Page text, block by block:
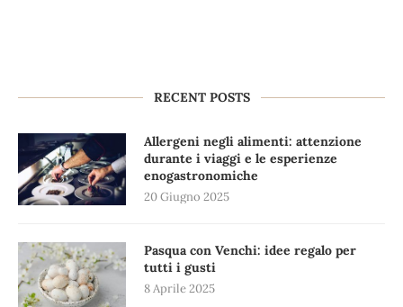
RECENT POSTS
Allergeni negli alimenti: attenzione
durante i viaggi e le esperienze
enogastronomiche
20 Giugno 2025
Pasqua con Venchi: idee regalo per
tutti i gusti
8 Aprile 2025